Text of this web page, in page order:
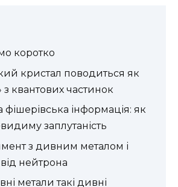
коротко
кристал поводиться як
квантових частинок
фішерівська інформація: як
заплутаність
з дивним металом і
нейтрона
метали такі дивні